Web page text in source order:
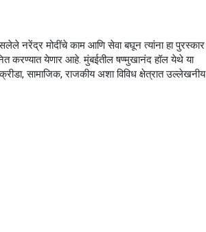
नरेंद्र मोदींचे काम आणि सेवा बघून त्यांना हा पुरस्कार
करण्यात येणार आहे. मुंबईतील षण्मुखानंद हॉल येथे या
सामाजिक, राजकीय अशा विविध क्षेत्रात उल्लेखनीय